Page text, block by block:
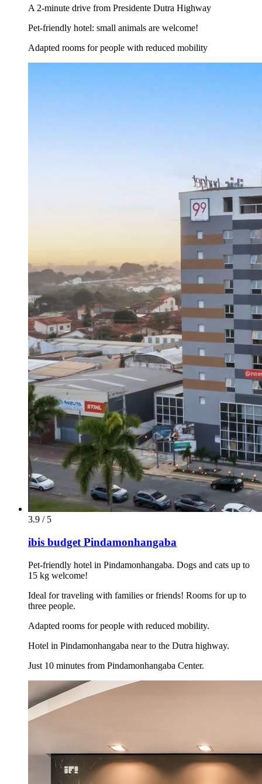
A 2-minute drive from Presidente Dutra Highway
Pet-friendly hotel: small animals are welcome!
Adapted rooms for people with reduced mobility
3.9 / 5
ibis budget Pindamonhangaba
Pet-friendly hotel in Pindamonhangaba. Dogs and cats up to
15 kg welcome!
Ideal for traveling with families or friends! Rooms for up to
three people.
Adapted rooms for people with reduced mobility.
Hotel in Pindamonhangaba near to the Dutra highway.
Just 10 minutes from Pindamonhangaba Center.